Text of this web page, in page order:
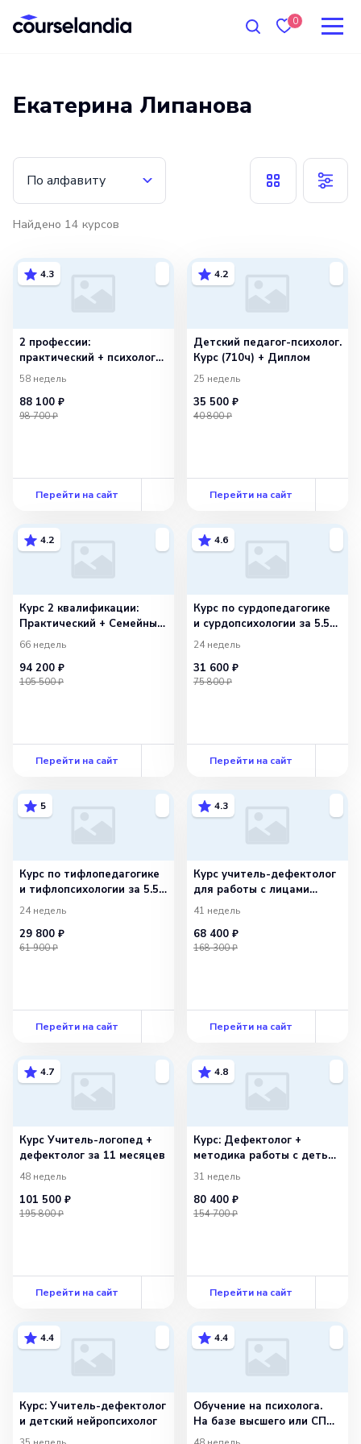
0
Екатерина Липанова
По алфавиту
Найдено 14 курсов
4.3
2 профессии:
практический + психолог-
консультант
58 недель
88 100 ₽
98 700 ₽
Перейти на сайт
4.2
Детский педагог-психолог.
Курс (710ч) + Диплом
25 недель
35 500 ₽
40 800 ₽
Перейти на сайт
4.2
Курс 2 квалификации:
Практический + Семейный
психолог
66 недель
94 200 ₽
105 500 ₽
Перейти на сайт
4.6
Курс по сурдопедагогике
и сурдопсихологии за 5.5
мес
24 недель
31 600 ₽
75 800 ₽
Перейти на сайт
5
Курс по тифлопедагогике
и тифлопсихологии за 5.5
мес
24 недель
29 800 ₽
61 900 ₽
Перейти на сайт
4.3
Курс учитель-дефектолог
для работы с лицами
с ОВЗ
41 недель
68 400 ₽
168 300 ₽
Перейти на сайт
4.7
Курс Учитель-логопед +
дефектолог за 11 месяцев
48 недель
101 500 ₽
195 800 ₽
Перейти на сайт
4.8
Курс: Дефектолог +
методика работы с детьми
с ОВЗ
31 недель
80 400 ₽
154 700 ₽
Перейти на сайт
4.4
Курс: Учитель-дефектолог
и детский нейропсихолог
4.4
Обучение на психолога.
На базе высшего или СПО.
Онлайн